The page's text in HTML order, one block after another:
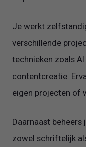
Je werkt
verschillende
technieken zoals
contentcreatie.
eigen projecten of
Daarnaast
zowel schriftelijk